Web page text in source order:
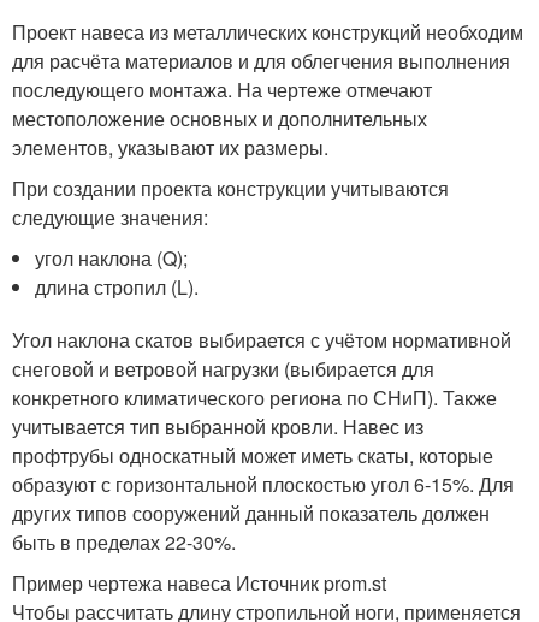
Проект навеса из металлических конструкций необходим
для расчёта материалов и для облегчения выполнения
последующего монтажа. На чертеже отмечают
местоположение основных и дополнительных
элементов, указывают их размеры.
При создании проекта конструкции учитываются
следующие значения:
угол наклона (Q);
длина стропил (L).
Угол наклона скатов выбирается с учётом нормативной
снеговой и ветровой нагрузки (выбирается для
конкретного климатического региона по СНиП). Также
учитывается тип выбранной кровли. Навес из
профтрубы односкатный может иметь скаты, которые
образуют с горизонтальной плоскостью угол 6-15%. Для
других типов сооружений данный показатель должен
быть в пределах 22-30%.
Пример чертежа навеса Источник prom.st
Чтобы рассчитать длину стропильной ноги, применяется